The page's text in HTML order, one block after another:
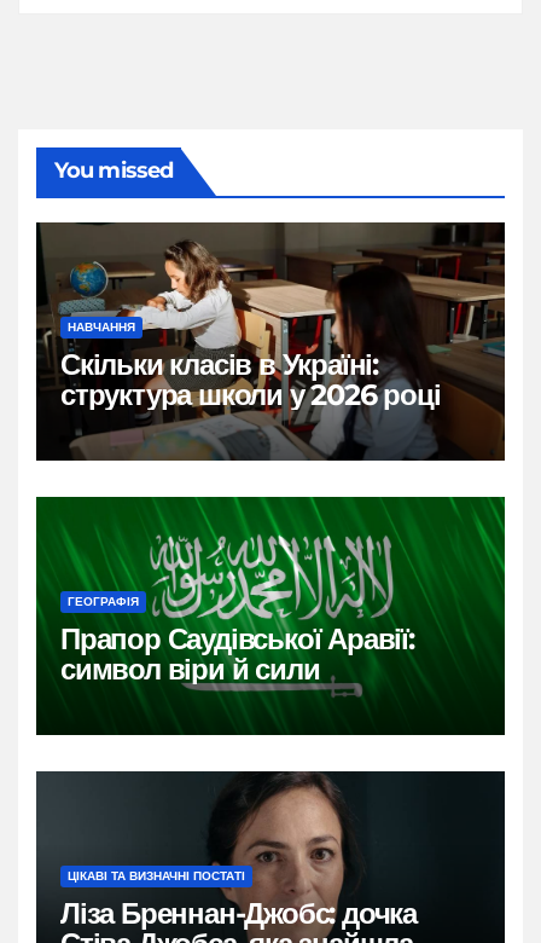
You missed
НАВЧАННЯ
Скільки класів в Україні:
структура школи у 2026 році
ГЕОГРАФІЯ
Прапор Саудівської Аравії:
символ віри й сили
ЦІКАВІ ТА ВИЗНАЧНІ ПОСТАТІ
Ліза Бреннан-Джобс: дочка